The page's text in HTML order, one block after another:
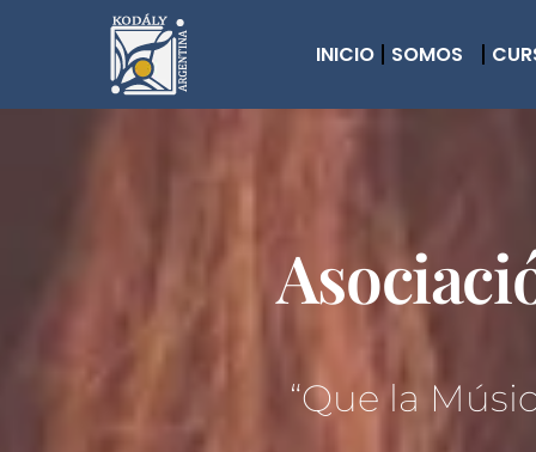
INICIO SOMOS
“Que la